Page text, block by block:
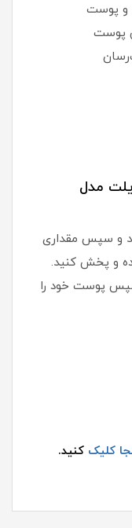
و پوست
پوست
مدل
و سپس مقداری
و پخش کنید.
سپس پوست خود را
کلیک کنید.